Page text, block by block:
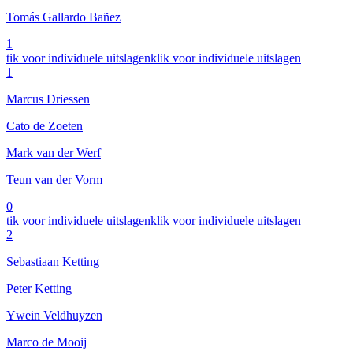
Tomás Gallardo Bañez
1
tik voor individuele uitslagenklik voor individuele uitslagen
1
Marcus Driessen
Cato de Zoeten
Mark van der Werf
Teun van der Vorm
0
tik voor individuele uitslagenklik voor individuele uitslagen
2
Sebastiaan Ketting
Peter Ketting
Ywein Veldhuyzen
Marco de Mooij